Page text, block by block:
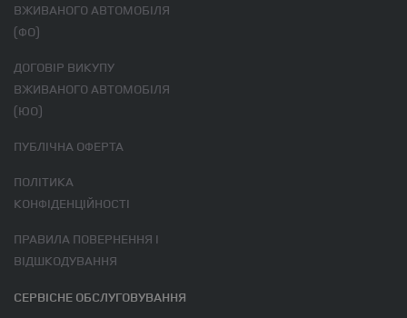
ВЖИВАНОГО АВТОМОБІЛЯ
(ФО)
ДОГОВІР ВИКУПУ
ВЖИВАНОГО АВТОМОБІЛЯ
(ЮО)
ПУБЛІЧНА ОФЕРТА
ПОЛІТИКА
КОНФІДЕНЦІЙНОСТІ
ПРАВИЛА ПОВЕРНЕННЯ І
ВІДШКОДУВАННЯ
СЕРВІСНЕ ОБСЛУГОВУВАННЯ